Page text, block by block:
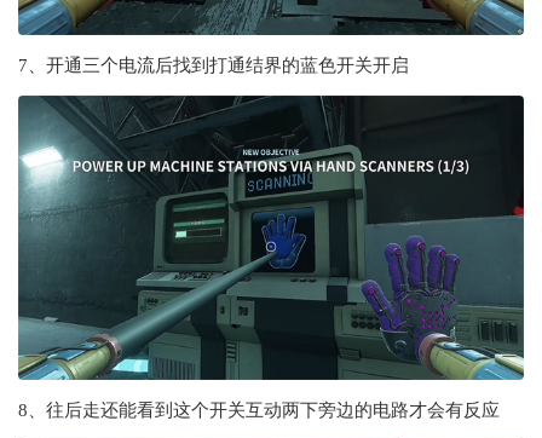
7、开通三个电流后找到打通结界的蓝色开关开启
8、往后走还能看到这个开关互动两下旁边的电路才会有反应